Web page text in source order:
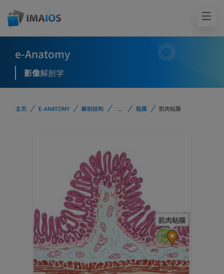
e-Anatomy
影像解剖学
主页 E-ANATOMY 解剖结构 ... 黏膜 肌肉粘膜